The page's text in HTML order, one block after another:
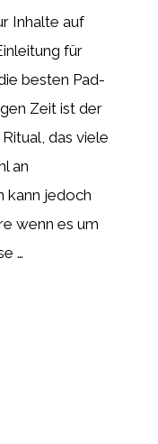
Inhalte auf
für
besten Pad-
Zeit ist der
das viele
an
kann jedoch
wenn es um
…